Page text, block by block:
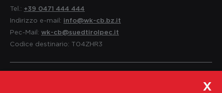
Tel.: +39 0471 444 444
Indirizzo e-mail: info@wk-cb.bz.it
Pec-Mail: wk-cb@suedtirolpec.it
Codice destinario: T04ZHR3